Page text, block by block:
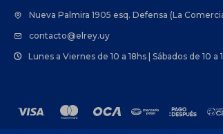
Nueva Palmira 1905 esq. Defensa (La
contacto@elrey.uy
Lunes a Viernes de 10 a 18hs | Sábados de 10 a